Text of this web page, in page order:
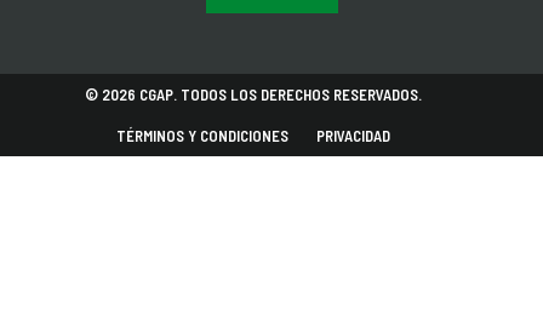
© 2026 CGAP. TODOS LOS DERECHOS RESERVADOS.
TÉRMINOS Y CONDICIONES PRIVACIDAD